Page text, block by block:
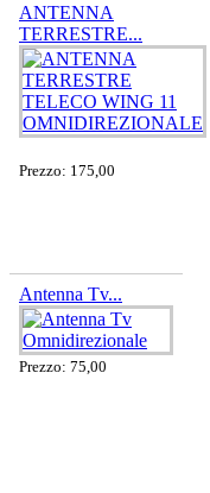
ANTENNA
TERRESTRE...
Prezzo: 175,00
Antenna Tv...
Prezzo: 75,00